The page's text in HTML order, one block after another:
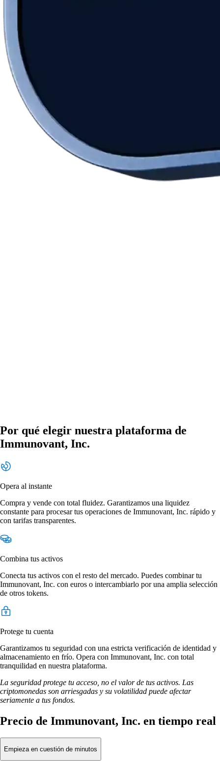
Por qué elegir nuestra plataforma de
Immunovant, Inc.
Opera al instante
Compra y vende con total fluidez. Garantizamos una liquidez
constante para procesar tus operaciones de Immunovant, Inc. rápido y
con tarifas transparentes.
Combina tus activos
Conecta tus activos con el resto del mercado. Puedes combinar tu
Immunovant, Inc. con euros o intercambiarlo por una amplia selección
de otros tokens.
Protege tu cuenta
Garantizamos tu seguridad con una estricta verificación de identidad y
almacenamiento en frío. Opera con Immunovant, Inc. con total
tranquilidad en nuestra plataforma.
La seguridad protege tu acceso, no el valor de tus activos. Las
criptomonedas son arriesgadas y su volatilidad puede afectar
seriamente a tus fondos.
Precio de Immunovant, Inc. en tiempo real
Empieza en cuestión de minutos